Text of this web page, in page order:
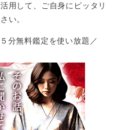
用して、ご自身にピッタリ
い。
分無料鑑定を使い放題／